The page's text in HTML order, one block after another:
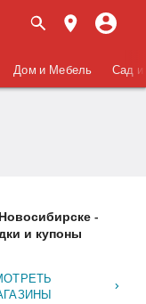
Дом и Мебель Сад и
-
и купоны